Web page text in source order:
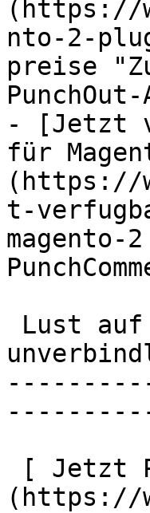
(https://
nto-2-
preise
- [Jetzt
für
(https://
t-
(https://